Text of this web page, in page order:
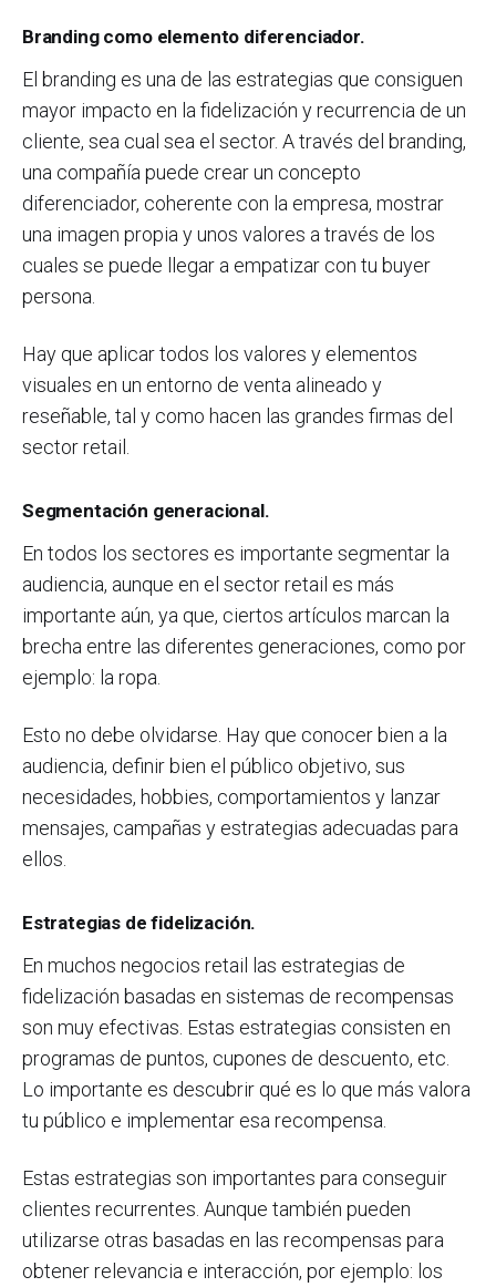
Branding como elemento diferenciador.
El branding es una de las estrategias que consiguen
mayor impacto en la fidelización y recurrencia de un
cliente, sea cual sea el sector. A través del branding,
una compañía puede crear un concepto
diferenciador, coherente con la empresa, mostrar
una imagen propia y unos valores a través de los
cuales se puede llegar a empatizar con tu buyer
persona.
Hay que aplicar todos los valores y elementos
visuales en un entorno de venta alineado y
reseñable, tal y como hacen las grandes firmas del
sector retail.
Segmentación generacional.
En todos los sectores es importante segmentar la
audiencia, aunque en el sector retail es más
importante aún, ya que, ciertos artículos marcan la
brecha entre las diferentes generaciones, como por
ejemplo: la ropa.
Esto no debe olvidarse. Hay que conocer bien a la
audiencia, definir bien el público objetivo, sus
necesidades, hobbies, comportamientos y lanzar
mensajes, campañas y estrategias adecuadas para
ellos.
Estrategias de fidelización.
En muchos negocios retail las estrategias de
fidelización basadas en sistemas de recompensas
son muy efectivas. Estas estrategias consisten en
programas de puntos, cupones de descuento, etc.
Lo importante es descubrir qué es lo que más valora
tu público e implementar esa recompensa.
Estas estrategias son importantes para conseguir
clientes recurrentes. Aunque también pueden
utilizarse otras basadas en las recompensas para
obtener relevancia e interacción, por ejemplo: los